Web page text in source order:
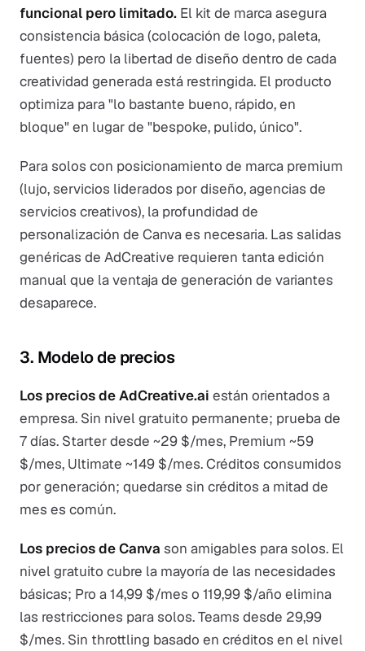
funcional pero limitado. El kit de marca asegura
consistencia básica (colocación de logo, paleta,
fuentes) pero la libertad de diseño dentro de cada
creatividad generada está restringida. El producto
optimiza para "lo bastante bueno, rápido, en
bloque" en lugar de "bespoke, pulido, único".
Para solos con posicionamiento de marca premium
(lujo, servicios liderados por diseño, agencias de
servicios creativos), la profundidad de
personalización de Canva es necesaria. Las salidas
genéricas de AdCreative requieren tanta edición
manual que la ventaja de generación de variantes
desaparece.
3. Modelo de precios
Los precios de AdCreative.ai están orientados a
empresa. Sin nivel gratuito permanente; prueba de
7 días. Starter desde ~29 $/mes, Premium ~59
$/mes, Ultimate ~149 $/mes. Créditos consumidos
por generación; quedarse sin créditos a mitad de
mes es común.
Los precios de Canva son amigables para solos. El
nivel gratuito cubre la mayoría de las necesidades
básicas; Pro a 14,99 $/mes o 119,99 $/año elimina
las restricciones para solos. Teams desde 29,99
$/mes. Sin throttling basado en créditos en el nivel